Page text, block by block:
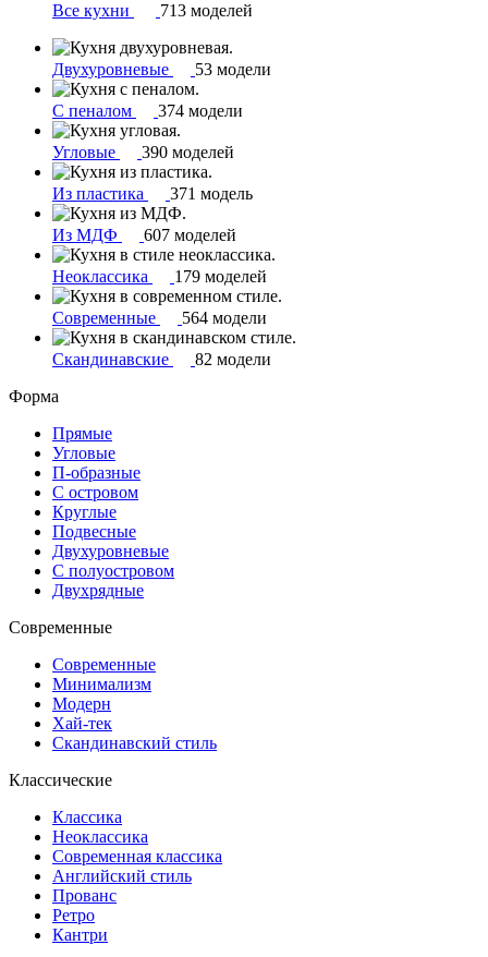
Все кухни 713 моделей
Двухуровневые 53 модели
С пеналом 374 модели
Угловые 390 моделей
Из пластика 371 модель
Из МДФ 607 моделей
Неоклассика 179 моделей
Современные 564 модели
Скандинавские
82 модели
Форма
Прямые
Угловые
П-образные
С островом
Круглые
Подвесные
Двухуровневые
С полуостровом
Двухрядные
Современные
Современные
Минимализм
Модерн
Хай-тек
Скандинавский стиль
Классические
Классика
Неоклассика
Современная классика
Английский стиль
Прованс
Ретро
Кантри